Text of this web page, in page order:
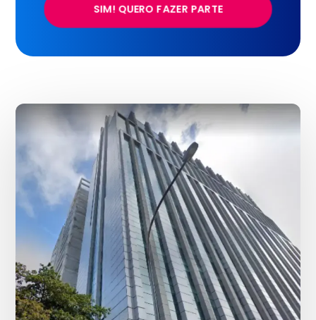
SIM! QUERO FAZER PARTE